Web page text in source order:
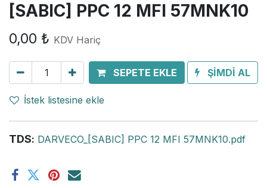
[SABIC] PPC 12 MFI 57MNK10
0,00 ₺ KDV Hariç
SEPETE EKLE ŞİMDİ AL
İstek listesine ekle
TDS: DARVECO_[SABIC] PPC 12 MFI 57MNK10.pdf